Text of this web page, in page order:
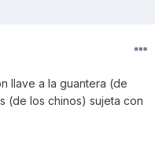
llave a la guantera (de
(de los chinos) sujeta con